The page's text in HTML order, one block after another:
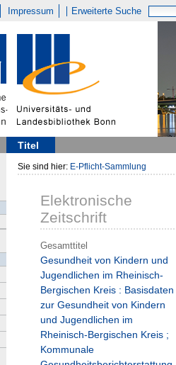
Impressum Erweiterte Suche
Titel
Sie sind hier: E-Pflicht-Sammlung
Elektronische
Zeitschrift
Gesamttitel
Gesundheit von Kindern und
Jugendlichen im Rheinisch-
Bergischen Kreis : Basisdaten
zur Gesundheit von Kindern
und Jugendlichen im
Rheinisch-Bergischen Kreis ;
Kommunale